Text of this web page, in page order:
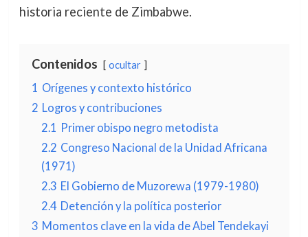
historia reciente de Zimbabwe.
Contenidos ocultar
1 Orígenes y contexto histórico
2 Logros y contribuciones
2.1 Primer obispo negro metodista
2.2 Congreso Nacional de la Unidad Africana
(1971)
2.3 El Gobierno de Muzorewa (1979-1980)
2.4 Detención y la política posterior
3 Momentos clave en la vida de Abel Tendekayi